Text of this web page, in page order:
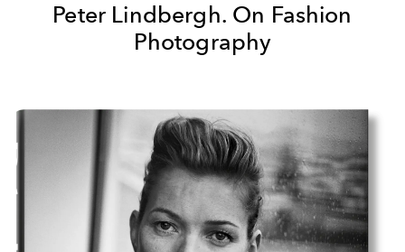
Peter Lindbergh. On Fashion
Photography